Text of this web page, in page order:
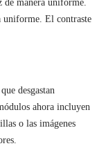
manera uniforme.
uniforme. El contraste
desgastan
ahora incluyen
o las imágenes